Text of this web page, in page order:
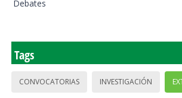
Debates
Tags
CONVOCATORIAS INVESTIGACIÓN